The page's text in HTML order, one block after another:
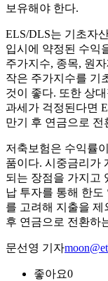
보유해야 한다.
ELS/DLS는 기초자
입시에 약정된 수익
주가지수, 종목, 원
작은 주가지수를 기
것이 좋다. 또한 상
과세가 걱정된다면
만기 후 연금으로
저축보험은 수익률
품이다. 시중금리가
되는 장점을 가지고
납 투자를 통해 한도
를 고려해 지출을
후 연금으로 전환하
문선영 기자
좋아요0